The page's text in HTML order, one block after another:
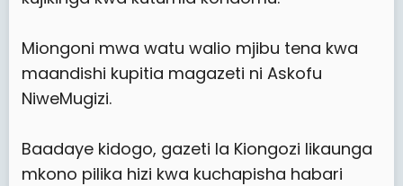
Miongoni mwa watu walio mjibu tena kwa
maandishi kupitia magazeti ni Askofu
NiweMugizi.
Baadaye kidogo, gazeti la Kiongozi likaunga
mkono pilika hizi kwa kuchapisha habari